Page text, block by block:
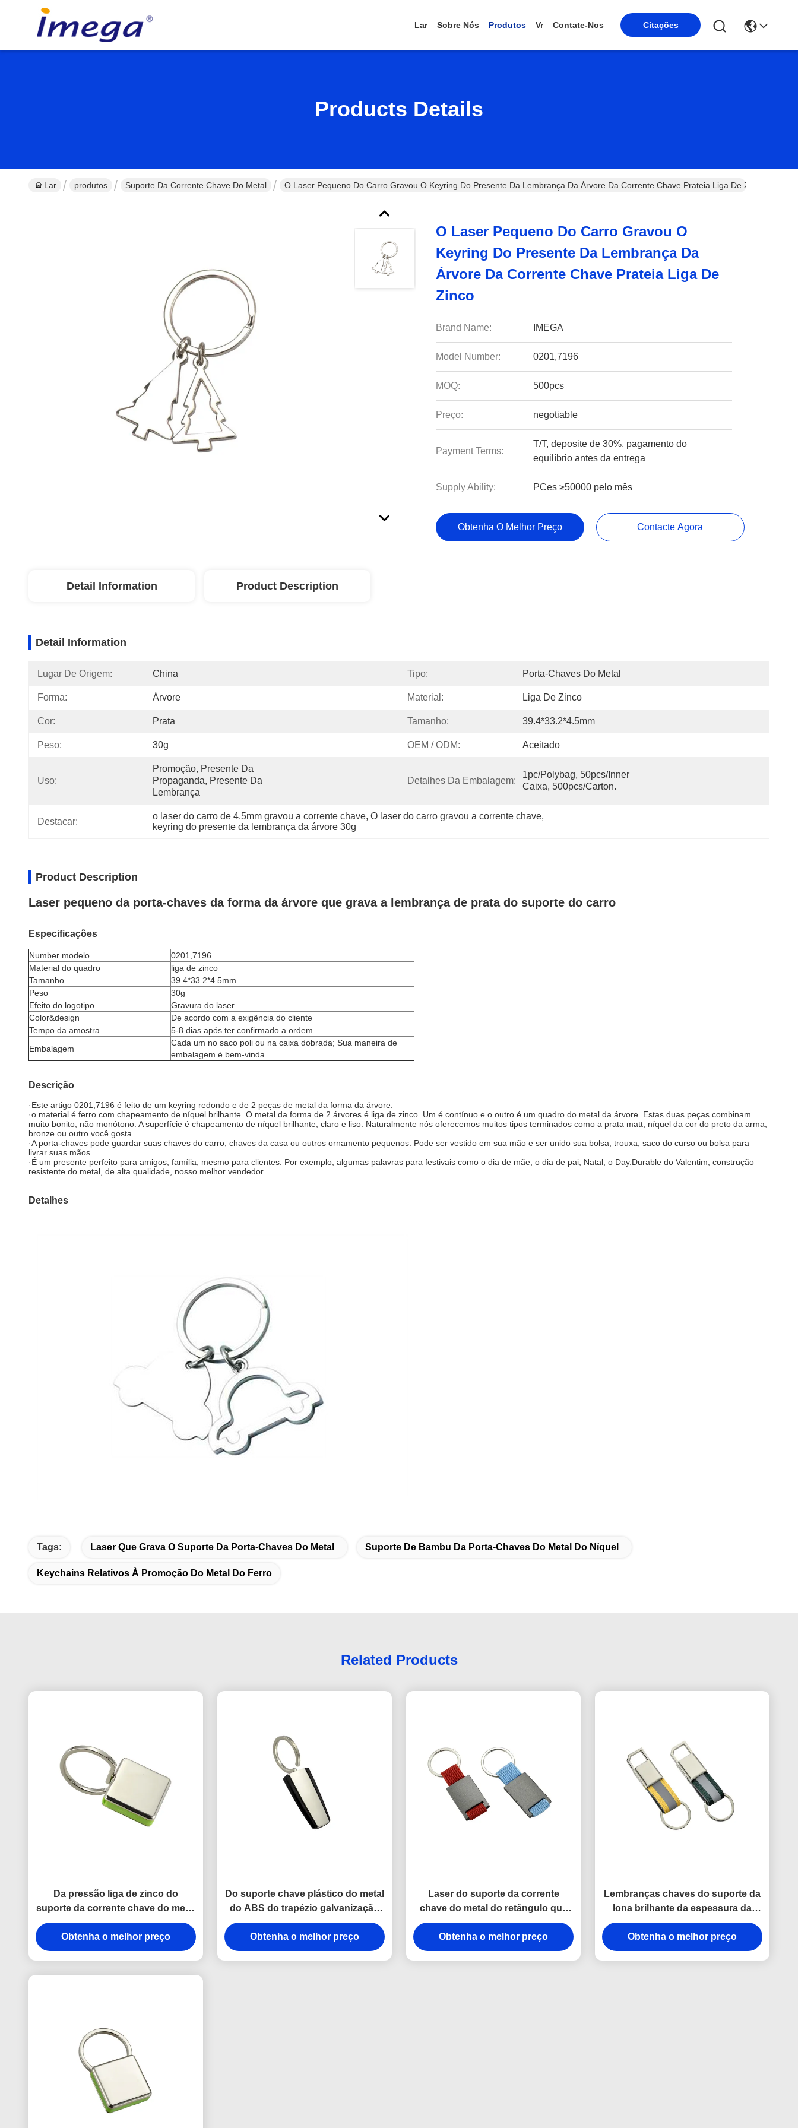
Lar Sobre Nós Produtos Vr Contate-Nos Citações
Products Details
Lar produtos Suporte Da Corrente Chave Do Metal O Laser Pequeno Do Carro Gravou O Keyring Do Presente Da Lembrança Da Árvore Da Corrente Chave Prateia Liga De Zinco
O Laser Pequeno Do Carro Gravou O
Keyring Do Presente Da Lembrança Da
Árvore Da Corrente Chave Prateia Liga De
Zinco
Brand Name: IMEGA
Model Number: 0201,7196
MOQ: 500pcs
Preço: negotiable
Payment Terms:
T/T, deposite de 30%, pagamento do
equilíbrio antes da entrega
Supply Ability: PCes ≥50000 pelo mês
Obtenha O Melhor Preço Contacte Agora
Detail Information Product Description
Detail Information
Lugar De Origem: China Tipo: Porta-Chaves Do Metal
Forma: Árvore Material: Liga De Zinco
Cor: Prata Tamanho: 39.4*33.2*4.5mm
Peso: 30g OEM / ODM: Aceitado
Uso:
Promoção, Presente Da
Propaganda, Presente Da
Lembrança
Detalhes Da Embalagem:
1pc/polybag, 50pcs/inner
Caixa, 500pcs/carton.
Destacar:
o laser do carro de 4.5mm gravou a corrente chave, O laser do carro gravou a corrente chave,
keyring do presente da lembrança da árvore 30g
Product Description
Laser pequeno da porta-chaves da forma da árvore que grava a lembrança de prata do suporte do carro
Especificações
Number modelo
0201,7196
Material do quadro
liga de zinco
Tamanho
39.4*33.2*4.5mm
Peso
30g
Efeito do logotipo
Gravura do laser
Color&design
De acordo com a exigência do cliente
Tempo da amostra
5-8 dias após ter confirmado a ordem
Embalagem
Cada um no saco poli ou na caixa dobrada; Sua maneira de
embalagem é bem-vinda.
Descrição
·Este artigo 0201,7196 é feito de um keyring redondo e de 2 peças de metal da forma da árvore.
·o material é ferro com chapeamento de níquel brilhante. O metal da forma de 2 árvores é liga de zinco. Um é contínuo e o outro é um quadro do metal da árvore. Estas duas peças combinam
muito bonito, não monótono. A superfície é chapeamento de níquel brilhante, claro e liso. Naturalmente nós oferecemos muitos tipos terminados como a prata matt, níquel da cor do preto da arma,
bronze ou outro você gosta.
·A porta-chaves pode guardar suas chaves do carro, chaves da casa ou outros ornamento pequenos. Pode ser vestido em sua mão e ser unido sua bolsa, trouxa, saco do curso ou bolsa para
livrar suas mãos.
·É um presente perfeito para amigos, família, mesmo para clientes. Por exemplo, algumas palavras para festivais como o dia de mãe, o dia de pai, Natal, o Day.Durable do Valentim, construção
resistente do metal, de alta qualidade, nosso melhor vendedor.
Detalhes
Tags: Laser Que Grava O Suporte Da Porta-Chaves Do Metal Suporte De Bambu Da Porta-Chaves Do Metal Do Níquel
Keychains Relativos À Promoção Do Metal Do Ferro
Related Products
Da pressão liga de zinco do
suporte da corrente chave do metal
do gancho a anti oxidação gravou
Keyrings do metal
Obtenha o melhor preço
Do suporte chave plástico do metal
do ABS do trapézio galvanização
de prata de Keychains
Obtenha o melhor preço
Laser do suporte da corrente
chave do metal do retângulo que
grava o presente da lembrança da
lona
Obtenha o melhor preço
Lembranças chaves do suporte da
lona brilhante da espessura da
porta-chaves 9mm do gancho da
pressão do metal da correia
Obtenha o melhor preço